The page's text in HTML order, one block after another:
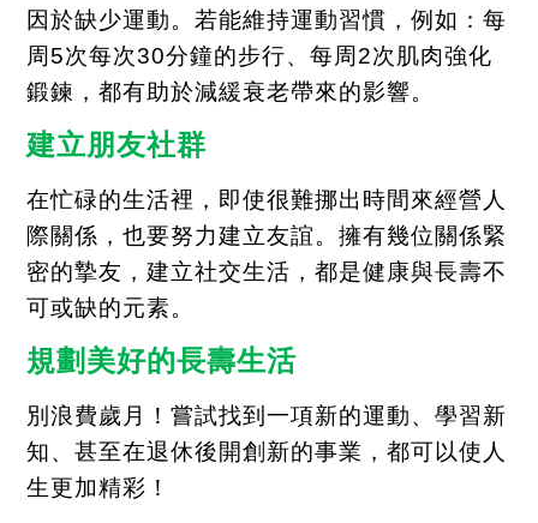
因於缺少運動。若能維持運動習慣，例如：每
周5次每次30分鐘的步行、每周2次肌肉強化
鍛鍊，都有助於減緩衰老帶來的影響。
建立朋友社群
在忙碌的生活裡，即使很難挪出時間來經營人
際關係，也要努力建立友誼。擁有幾位關係緊
密的摯友，建立社交生活，都是健康與長壽不
可或缺的元素。
規劃美好的長壽生活
別浪費歲月！嘗試找到一項新的運動、學習新
知、甚至在退休後開創新的事業，都可以使人
生更加精彩！